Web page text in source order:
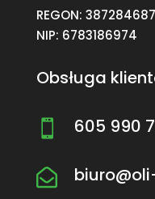
REGON: 387284687
NIP: 6783186974
Obsługa
 605 990
